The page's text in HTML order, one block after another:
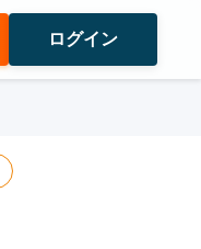
ログイン